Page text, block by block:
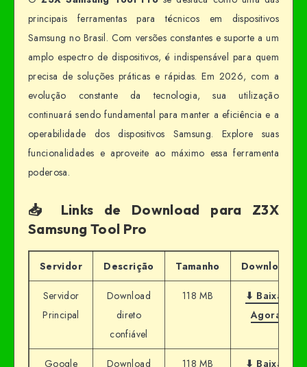
principais ferramentas para técnicos em dispositivos
Samsung no Brasil. Com versões constantes e suporte a um
amplo espectro de dispositivos, é indispensável para quem
precisa de soluções práticas e rápidas. Em 2026, com a
evolução constante da tecnologia, sua utilização
continuará sendo fundamental para manter a eficiência e a
operabilidade dos dispositivos Samsung. Explore suas
funcionalidades e aproveite ao máximo essa ferramenta
poderosa.
📥 Links de Download para Z3X
Samsung Tool Pro
Servidor Descrição Tamanho Download
Servidor
Principal
Download
direto
confiável
118 MB
⬇ Baixar
Agora
Google
Download
118 MB
⬇ Baixar